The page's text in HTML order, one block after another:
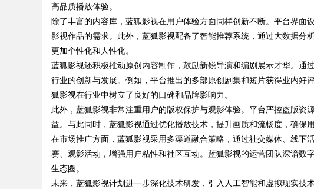
uz
!
高品质播放体验。
除了丰富的内容库，蓝狐影视在用户体验方面同样创新不断。平台界
影视作品的需求。此外，蓝狐影视配备了智能推荐系统，通过大数据分
更加个性化和人性化。
蓝狐影视还积极推动原创内容制作，鼓励新锐导演和编剧展示才华。通
行业的创新与发展。例如，平台推出的多部原创剧集和短片获得业内好
狐影视在行业中树立了良好的口碑和品牌影响力。
此外，蓝狐影视非常注重用户的版权保护与观影体验。平台严控盗版资
益。与此同时，蓝狐影视通过优化播放技术，提升画质和流畅度，确保
在市场推广方面，蓝狐影视采用多渠道融合策略，通过社交媒体、线下
赛、观影活动，增强用户粘性和社区互动。蓝狐影视的运营团队深谙数
生态圈。
未来，蓝狐影视计划进一步深化技术研发，引入人工智能和虚拟现实技